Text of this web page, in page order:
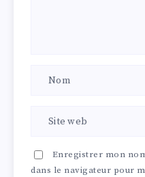
Enregistrer mon
dans le navigateur pour